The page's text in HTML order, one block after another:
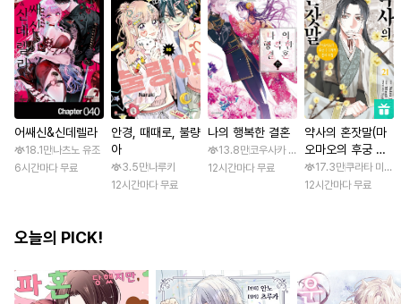
어쌔신&신데렐라
18.1만나츠노 유조
6시간마다 무료
안경, 때때로, 불량
아
3.5만나루키
12시간마다 무료
나의 행복한 결혼
13.8만코우사카 리토 / 아기토기 아쿠미
12시간마다 무료
약사의 혼잣말(마
오마오의 후궁 수
수께끼 풀이수첩)
17.3만쿠라타 미노
12시간마다 무료
오늘의 PICK!